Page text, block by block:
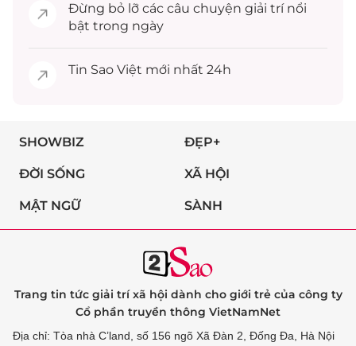
Đừng bỏ lỡ các câu chuyện giải trínổi
bật trong ngày
Tin Sao Việt mới nhất 24h
SHOWBIZ ĐẸP+
ĐỜI SỐNG XÃ HỘI
MẬT NGỮ SÀNH
Trang tin tức giải trí xã hội dành cho giới trẻ của công ty
Cổ phần truyền thông VietNamNet
Địa chỉ: Tòa nhà C’land, số 156 ngõ Xã Đàn 2, Đống Đa, Hà Nội